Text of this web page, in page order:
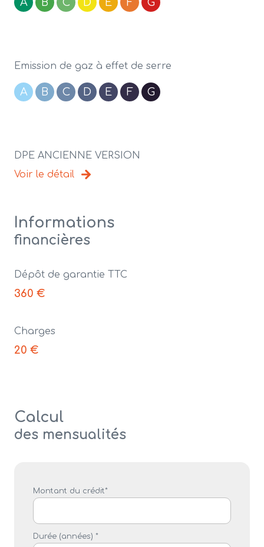
A B C D E F G
Emission de gaz à effet de serre
A B C D E F G
DPE ANCIENNE VERSION
Voir le détail
Informations
financières
Dépôt de garantie TTC
360 €
Charges
20 €
Calcul
des mensualités
Montant du crédit*
Durée (années) *